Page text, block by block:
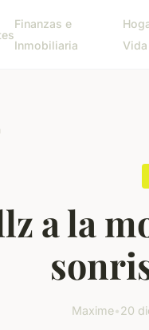
Finanzas e
Inmobiliaria
Vida
a la
Maxime•20